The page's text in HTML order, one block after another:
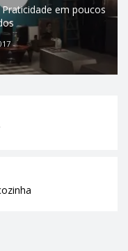
Praticidade em poucos